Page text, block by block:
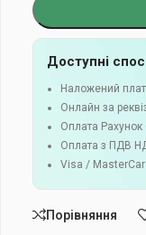
Доступні
Наложений
Онлайн за
Оплата
Оплата з ПДВ
Visa /
Порівняння